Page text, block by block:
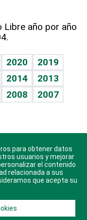
Libre año por año
2020
2019
2014
2013
2008
2007
Android, iOS y
reservados.
para obtener datos
usuarios y mejorar
el contenido
relacionada a sus
que acepta su